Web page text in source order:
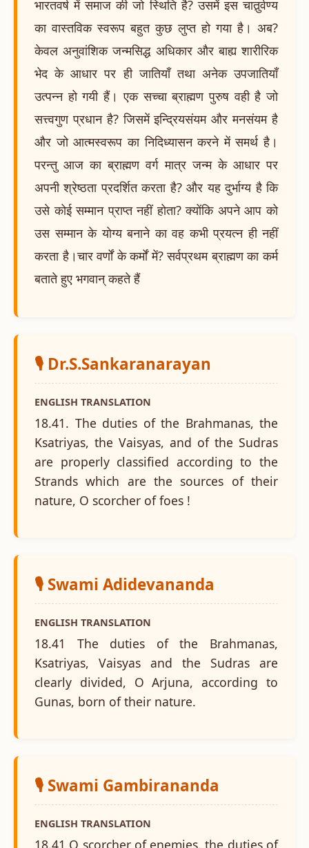
भारतवर्ष में समाज की जो स्थिति है? उसमें इस चातुर्र्वण्य
का वास्तविक स्वरूप बहुत कुछ लुप्त हो गया है। अब?
केवल अनुवांशिक जन्मसिद्ध अधिकार और बाह्य शारीरिक
भेद के आधार पर ही जातियाँ तथा अनेक उपजातियाँ
उत्पन्न हो गयी हैं। एक सच्चा ब्राह्मण पुरुष वही है जो
सत्त्वगुण प्रधान है? जिसमें इन्द्रियसंयम और मनसंयम है
और जो आत्मस्वरूप का निदिध्यासन करने में समर्थ है।
परन्तु आज का ब्राह्मण वर्ग मात्र जन्म के आधार पर
अपनी श्रेष्ठता प्रदर्शित करता है? और यह दुर्भाग्य है कि
उसे कोई सम्मान प्राप्त नहीं होता? क्योंकि अपने आप को
उस सम्मान के योग्य बनाने का वह कभी प्रयत्न ही नहीं
करता है।चार वर्णों के कर्मों में? सर्वप्रथम ब्राह्मण का कर्म
बताते हुए भगवान् कहते हैं
🎙️ Dr.S.Sankaranarayan
ENGLISH TRANSLATION
18.41. The duties of the Brahmanas, the
Ksatriyas, the Vaisyas, and of the Sudras
are properly classified according to the
Strands which are the sources of their
nature, O scorcher of foes !
🎙️ Swami Adidevananda
ENGLISH TRANSLATION
18.41 The duties of the Brahmanas,
Ksatriyas, Vaisyas and the Sudras are
clearly divided, O Arjuna, according to
Gunas, born of their nature.
🎙️ Swami Gambirananda
ENGLISH TRANSLATION
18.41 O scorcher of enemies, the duties of